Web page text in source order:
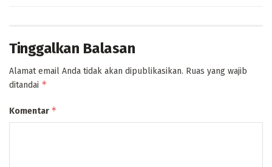
Tinggalkan Balasan
Alamat email Anda tidak akan dipublikasikan. Ruas yang wajib
ditandai *
Komentar *